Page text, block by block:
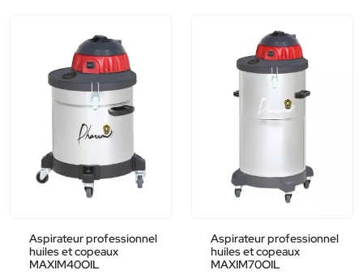
Aspirateur professionnel
huiles et copeaux
MAXIM40OIL
Aspirateur professionnel
huiles et copeaux
MAXIM70OIL